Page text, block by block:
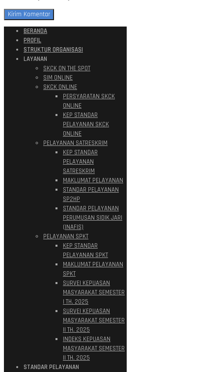
BERANDA
PROFIL
STRUKTUR ORGANISASI
LAYANAN
SKCK ON THE SPOT
SIM ONLINE
SKCK ONLINE
PERSYARATAN SKCK
ONLINE
KEP STANDAR
PELAYANAN SKCK
ONLINE
PELAYANAN SATRESKRIM
KEP STANDAR
PELAYANAN
SATRESKRIM
MAKLUMAT PELAYANAN
STANDAR PELAYANAN
SP2HP
STANDAR PELAYANAN
PERUMUSAN SIDIK JARI
(INAFIS)
PELAYANAN SPKT
KEP STANDAR
PELAYANAN SPKT
MAKLUMAT PELAYANAN
SPKT
SURVEI KEPUASAN
MASYARAKAT SEMESTER
I TH. 2025
SURVEI KEPUASAN
MASYARAKAT SEMESTER
II TH. 2025
INDEKS KEPUASAN
MASYARAKAT SEMESTER
II TH. 2025
STANDAR PELAYANAN